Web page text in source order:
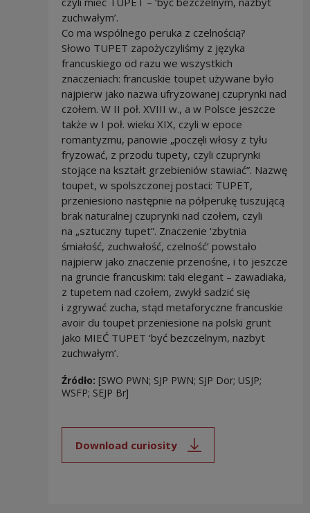
zuchwałym’.
Co ma wspólnego peruka z czelnością?
Słowo TUPET zapożyczyliśmy z języka
francuskiego od razu we wszystkich
znaczeniach: francuskie toupet używane było
najpierw jako nazwa ufryzowanej czuprynki nad
czołem. W II poł. XVIII w., a w Polsce jeszcze
także w I poł. wieku XIX, czyli w epoce
romantyzmu, panowie „poczęli włosy z tyłu
fryzować, z przodu tupety, czyli czuprynki
stojące na kształt grzebieniów stawiać”. Nazwę
toupet, w spolszczonej postaci: TUPET,
przeniesiono następnie na półperukę tuszującą
brak naturalnej czuprynki nad czołem, czyli
na „sztuczny tupet”. Znaczenie ‘zbytnia
śmiałość, zuchwałość, czelność’ powstało
najpierw jako znaczenie przenośne, i to jeszcze
na gruncie francuskim: taki elegant – zawadiaka,
z tupetem nad czołem, zwykł sadzić się
i zgrywać zucha, stąd metaforyczne francuskie
avoir du toupet przeniesione na polski grunt
jako MIEĆ TUPET ‘być bezczelnym, nazbyt
zuchwałym’.
Źródło: [SWO PWN; SJP PWN; SJP Dor; USJP;
WSFP; SEJP Br]
Download curiosity
Note, the link will open in a new